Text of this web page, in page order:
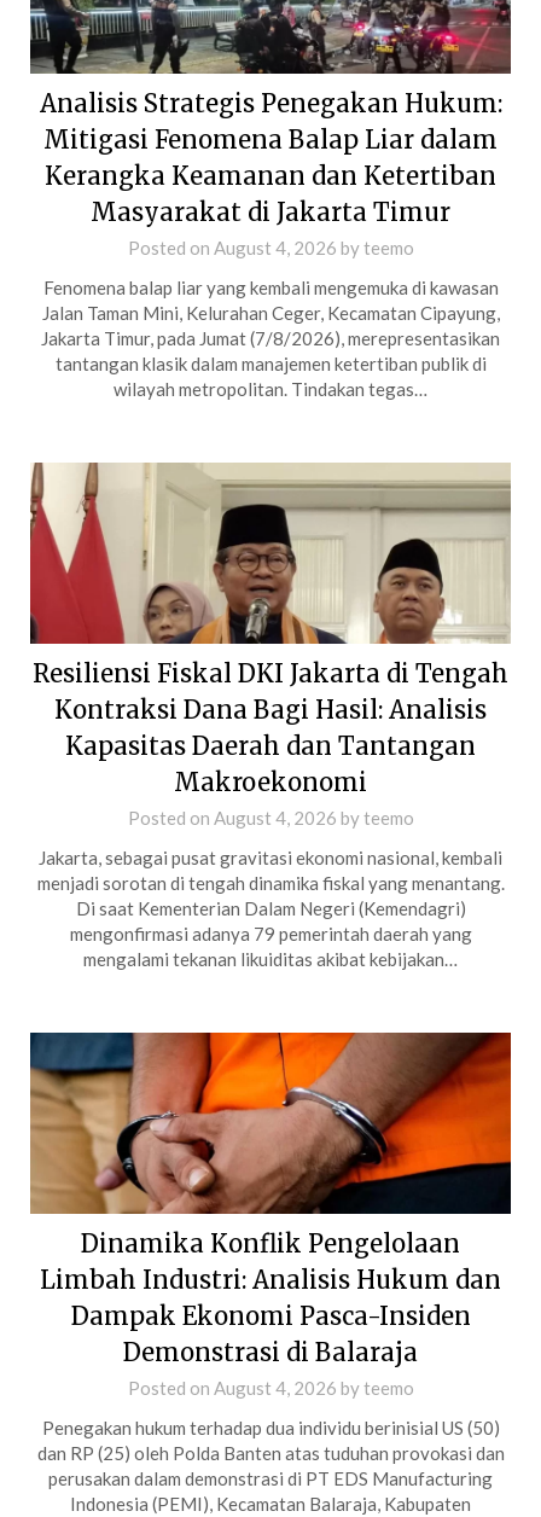
Analisis Strategis Penegakan Hukum:
Mitigasi Fenomena Balap Liar dalam
Kerangka Keamanan dan Ketertiban
Masyarakat di Jakarta Timur
Posted on August 4, 2026 byteemo
Fenomena balap liar yang kembali mengemuka di kawasan
Jalan Taman Mini, Kelurahan Ceger, Kecamatan Cipayung,
Jakarta Timur, pada Jumat (7/8/2026), merepresentasikan
tantangan klasik dalam manajemen ketertiban publik di
wilayah metropolitan. Tindakan tegas…
Resiliensi Fiskal DKI Jakarta di Tengah
Kontraksi Dana Bagi Hasil: Analisis
Kapasitas Daerah dan Tantangan
Makroekonomi
Posted on August 4, 2026 byteemo
Jakarta, sebagai pusat gravitasi ekonomi nasional, kembali
menjadi sorotan di tengah dinamika fiskal yang menantang.
Di saat Kementerian Dalam Negeri (Kemendagri)
mengonfirmasi adanya 79 pemerintah daerah yang
mengalami tekanan likuiditas akibat kebijakan…
Dinamika Konflik Pengelolaan
Limbah Industri: Analisis Hukum dan
Dampak Ekonomi Pasca-Insiden
Demonstrasi di Balaraja
Posted on August 4, 2026 byteemo
Penegakan hukum terhadap dua individu berinisial US (50)
dan RP (25) oleh Polda Banten atas tuduhan provokasi dan
perusakan dalam demonstrasi di PT EDS Manufacturing
Indonesia (PEMI), Kecamatan Balaraja, Kabupaten